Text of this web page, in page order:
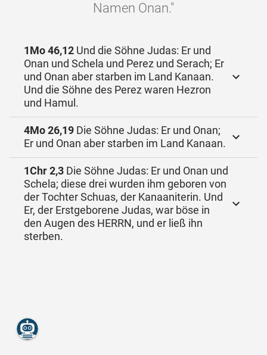
Namen Onan."
1Mo 46,12 Und die Söhne Judas: Er und
Onan und Schela und Perez und Serach; Er
und Onan aber starben im Land Kanaan.
Und die Söhne des Perez waren Hezron
und Hamul.
4Mo 26,19 Die Söhne Judas: Er und Onan;
Er und Onan aber starben im Land Kanaan.
1Chr 2,3 Die Söhne Judas: Er und Onan und
Schela; diese drei wurden ihm geboren von
der Tochter Schuas, der Kanaaniterin. Und
Er, der Erstgeborene Judas, war böse in
den Augen des HERRN, und er ließ ihn
sterben.